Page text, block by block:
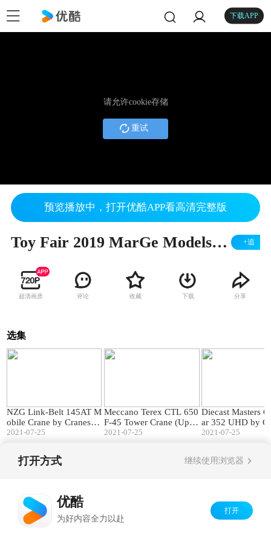
下载APP
请允许cookie存储
重试
预览播放中，打开优酷APP看高清完整版
Toy Fair 2019 MarGe Models by Cranes Etc TV +追
超清画质 评论 收藏 下载 分享
选集
NZG Link-Belt 145AT M
obile Crane by Cranes Et
c TV
2021-07-25
Meccano Terex CTL 650
F-45 Tower Crane (Upda
te 1) by Cranes Etc TV
2021-07-25
Diecast Masters
ar 352 UHD by
tc TV
2021-07-25
打开方式 继续使用浏览器
优酷
为好内容全力以赴
打开